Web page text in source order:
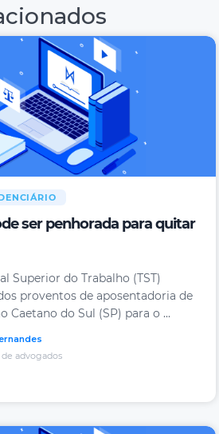
ser penhorada para quitar
Superior do Trabalho (TST)
proventos de aposentadoria de
Caetano do Sul (SP) para o ...
advogados